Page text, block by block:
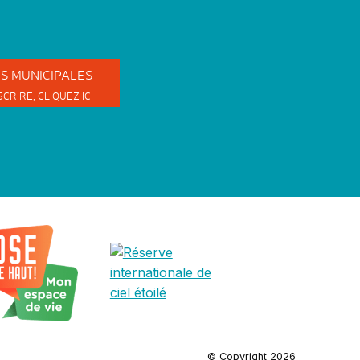
MUNICIPALES
CLIQUEZ ICI
© Copyright 2026